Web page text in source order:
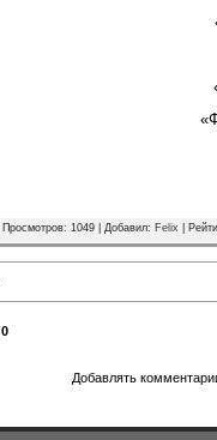
Просмотров: 1049 | Добавил: Felix
0
Добавлять